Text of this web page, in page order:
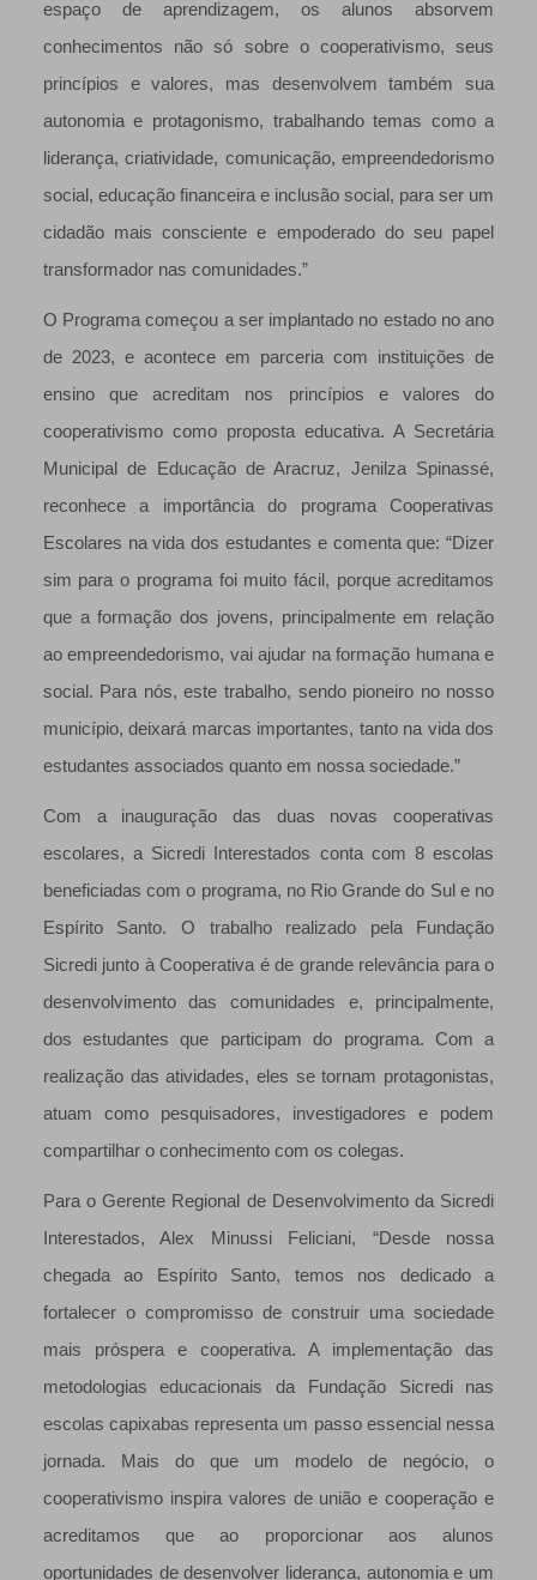
espaço de aprendizagem, os alunos absorvem
conhecimentos não só sobre o cooperativismo, seus
princípios e valores, mas desenvolvem também sua
autonomia e protagonismo, trabalhando temas como a
liderança, criatividade, comunicação, empreendedorismo
social, educação financeira e inclusão social, para ser um
cidadão mais consciente e empoderado do seu papel
transformador nas comunidades.”
O Programa começou a ser implantado no estado no ano
de 2023, e acontece em parceria com instituições de
ensino que acreditam nos princípios e valores do
cooperativismo como proposta educativa. A Secretária
Municipal de Educação de Aracruz, Jenilza Spinassé,
reconhece a importância do programa Cooperativas
Escolares na vida dos estudantes e comenta que: “Dizer
sim para o programa foi muito fácil, porque acreditamos
que a formação dos jovens, principalmente em relação
ao empreendedorismo, vai ajudar na formação humana e
social. Para nós, este trabalho, sendo pioneiro no nosso
município, deixará marcas importantes, tanto na vida dos
estudantes associados quanto em nossa sociedade.”
Com a inauguração das duas novas cooperativas
escolares, a Sicredi Interestados conta com 8 escolas
beneficiadas com o programa, no Rio Grande do Sul e no
Espírito Santo. O trabalho realizado pela Fundação
Sicredi junto à Cooperativa é de grande relevância para o
desenvolvimento das comunidades e, principalmente,
dos estudantes que participam do programa. Com a
realização das atividades, eles se tornam protagonistas,
atuam como pesquisadores, investigadores e podem
compartilhar o conhecimento com os colegas.
Para o Gerente Regional de Desenvolvimento da Sicredi
Interestados, Alex Minussi Feliciani, “Desde nossa
chegada ao Espírito Santo, temos nos dedicado a
fortalecer o compromisso de construir uma sociedade
mais próspera e cooperativa. A implementação das
metodologias educacionais da Fundação Sicredi nas
escolas capixabas representa um passo essencial nessa
jornada. Mais do que um modelo de negócio, o
cooperativismo inspira valores de união e cooperação e
acreditamos que ao proporcionar aos alunos
oportunidades de desenvolver liderança, autonomia e um